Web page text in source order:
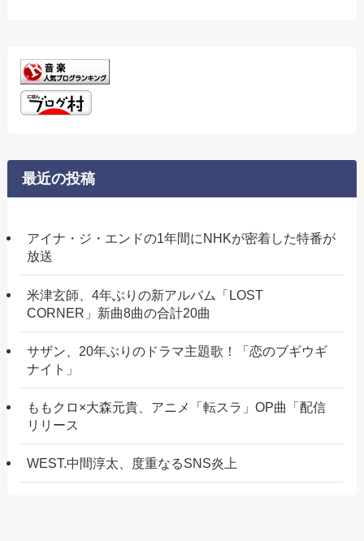
最近の投稿
アイナ・ジ・エンドの1年間にNHKが密着した特番が
放送
米津玄師、4年ぶりの新アルバム「LOST
CORNER」新曲8曲の合計20曲
サザン、20年ぶりのドラマ主題歌！「恋のブギウギ
ナイト」
ももクロ×大森元貴、アニメ「転スラ」OP曲「配信
リリース
WEST.中間淳太、度重なるSNS炎上